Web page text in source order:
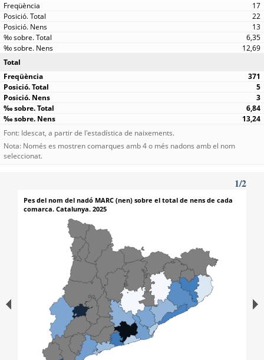
17
22
13
6,35
12,69
Total
371
5
3
6,84
13,24
Font: Idescat, a partir de l'estadística de naixements.
Nota: Només es mostren comarques amb 4 o més nadons amb el nom
seleccionat.